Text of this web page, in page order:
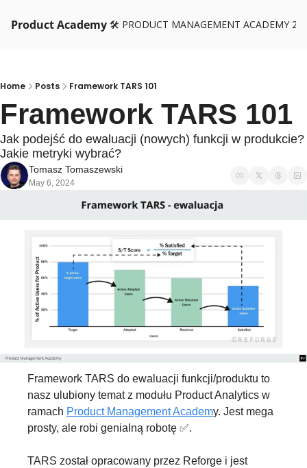
Product Academy 🛠️ PRODUCT MANAGEMENT ACADEMY 26
Home Posts Framework TARS 101
Framework TARS 101
Jak podejść do ewaluacji (nowych) funkcji w produkcie?
Jakie metryki wybrać?
Tomasz Tomaszewski
May 6, 2024
Framework TARS do ewaluacji funkcji/produktu to
nasz ulubiony temat z modułu Product Analytics w
ramach Product Management Academy. Jest mega
prosty, ale robi genialną robotę ✅.
TARS został opracowany przez Reforge i jest